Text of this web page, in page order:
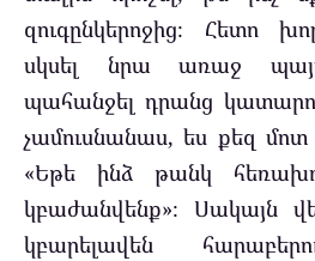
զուգընկերոջից։ Հետո
սկսել նրա առաջ
պահանջել դրանց
չամուսնանաս, ես քեզ
«Եթե ինձ թանկ
կբաժանվենք»։ Սակայն
կբարելավեն